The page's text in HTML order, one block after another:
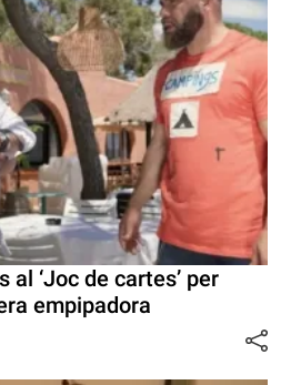
al ‘Joc de cartes’ per
empipadora